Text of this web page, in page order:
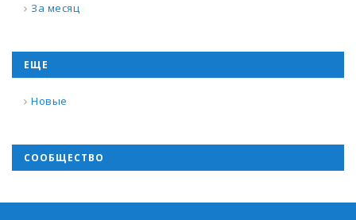
За месяц
ЕЩЕ
Новые
СООБЩЕСТВО